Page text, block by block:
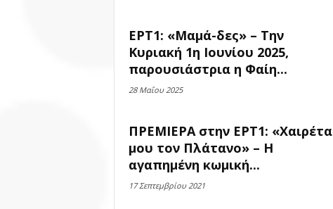
ΕΡΤ1: «Μαμά-δες» – Την
Κυριακή 1η Ιουνίου 2025,
παρουσιάστρια η Φαίη...
28 Μαΐου 2025
ΠΡΕΜΙΕΡΑ στην ΕΡΤ1: «Χαιρέτα
μου τον Πλάτανο» – Η
αγαπημένη κωμική...
17 Σεπτεμβρίου 2021